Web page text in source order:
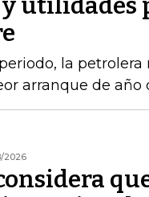
la
arranque de año
2026